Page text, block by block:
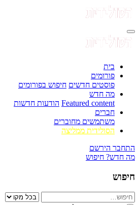
בית
פורומים
פוסטים חדשים חיפוש בפורומים
מה חדש
Featured content הודעות חדשות
חברים
משתמשים מחוברים
הסולידית ממליצה
התחבר הירשם
מה חדש? חיפוש
חיפוש